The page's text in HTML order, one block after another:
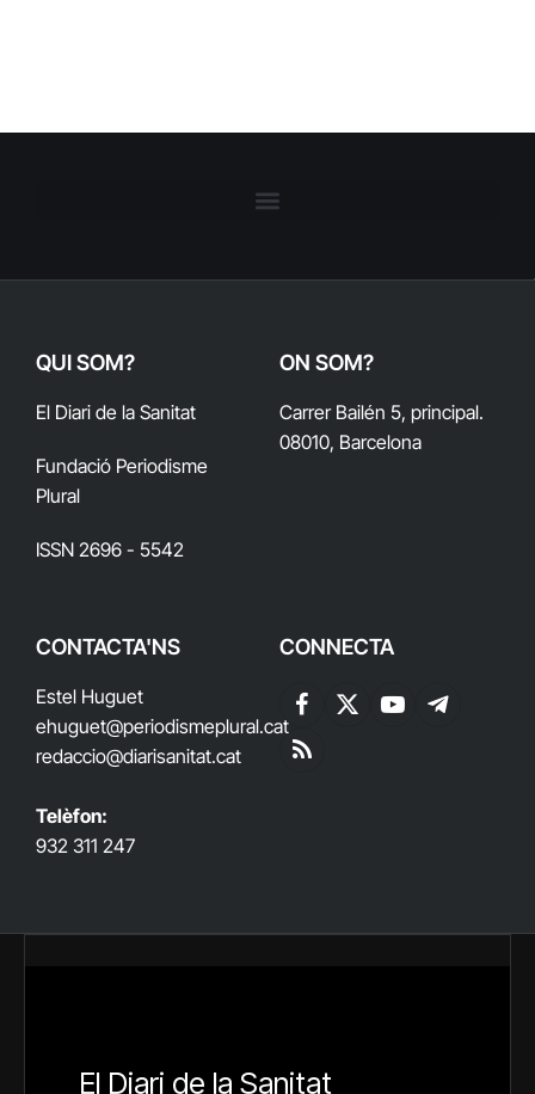
QUI SOM?
El Diari de la Sanitat
Fundació Periodisme
Plural
ISSN 2696 - 5542
ON SOM?
Carrer Bailén 5, principal.
08010, Barcelona
CONTACTA'NS
Estel Huguet
ehuguet@periodismeplural.cat
redaccio@diarisanitat.cat
Telèfon:
932 311 247
CONNECTA
Facebook
X
YouTubeTelegram
RSS